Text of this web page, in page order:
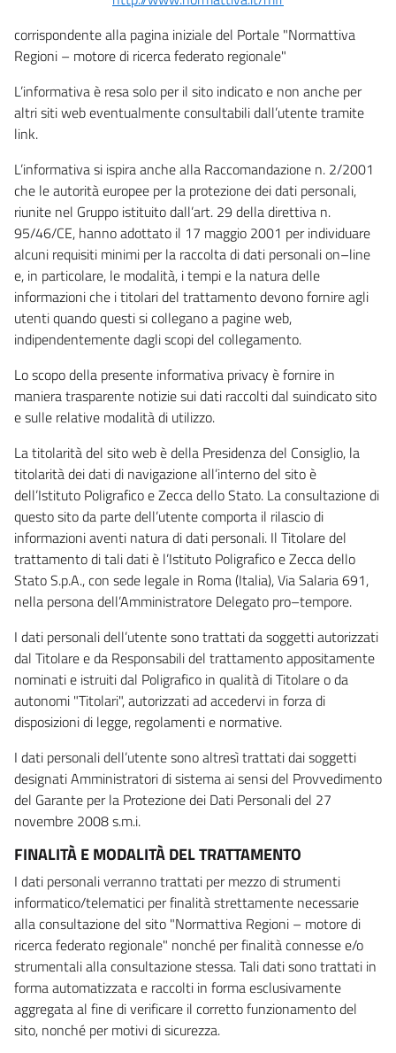
corrispondente alla pagina iniziale del Portale "Normattiva
Regioni – motore di ricerca federato regionale"
L’informativa è resa solo per il sito indicato e non anche per
altri siti web eventualmente consultabili dall’utente tramite
link.
L’informativa si ispira anche alla Raccomandazione n. 2/2001
che le autorità europee per la protezione dei dati personali,
riunite nel Gruppo istituito dall’art. 29 della direttiva n.
95/46/CE, hanno adottato il 17 maggio 2001 per individuare
alcuni requisiti minimi per la raccolta di dati personali on–line
e, in particolare, le modalità, i tempi e la natura delle
informazioni che i titolari del trattamento devono fornire agli
utenti quando questi si collegano a pagine web,
indipendentemente dagli scopi del collegamento.
Lo scopo della presente informativa privacy è fornire in
maniera trasparente notizie sui dati raccolti dal suindicato sito
e sulle relative modalità di utilizzo.
La titolarità del sito web è della Presidenza del Consiglio, la
titolarità dei dati di navigazione all’interno del sito è
dell’Istituto Poligrafico e Zecca dello Stato. La consultazione di
questo sito da parte dell’utente comporta il rilascio di
informazioni aventi natura di dati personali. Il Titolare del
trattamento di tali dati è l’Istituto Poligrafico e Zecca dello
Stato S.p.A., con sede legale in Roma (Italia), Via Salaria 691,
nella persona dell’Amministratore Delegato pro–tempore.
I dati personali dell’utente sono trattati da soggetti autorizzati
dal Titolare e da Responsabili del trattamento appositamente
nominati e istruiti dal Poligrafico in qualità di Titolare o da
autonomi "Titolari", autorizzati ad accedervi in forza di
disposizioni di legge, regolamenti e normative.
I dati personali dell’utente sono altresì trattati dai soggetti
designati Amministratori di sistema ai sensi del Provvedimento
del Garante per la Protezione dei Dati Personali del 27
novembre 2008 s.m.i.
FINALITÀ E MODALITÀ DEL TRATTAMENTO
I dati personali verranno trattati per mezzo di strumenti
informatico/telematici per finalità strettamente necessarie
alla consultazione del sito "Normattiva Regioni – motore di
ricerca federato regionale" nonché per finalità connesse e/o
strumentali alla consultazione stessa. Tali dati sono trattati in
forma automatizzata e raccolti in forma esclusivamente
aggregata al fine di verificare il corretto funzionamento del
sito, nonché per motivi di sicurezza.